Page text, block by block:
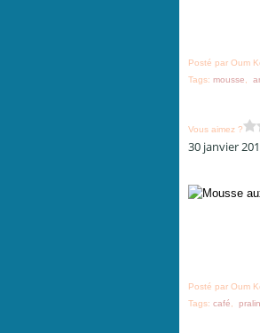
Posté par Oum
Tags: mousse
Vous aimez ?
30 janvier
Posté par Oum
Tags: café